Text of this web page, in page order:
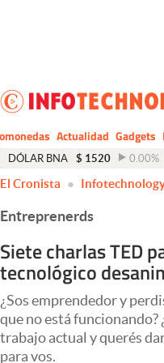
Dólar
Economía y Política
Finanzas y Mercados
Mercados Online
Negocios
Columnistas
Otras secciones
Apertura
Actualidad Gadgets
DÓLAR BNA $ 1520 0.00%
El Cronista
Entreprenerds
Siete charlas TED
tecnológico
¿Sos emprendedor y
que no está
trabajo actual y querés
para vos.